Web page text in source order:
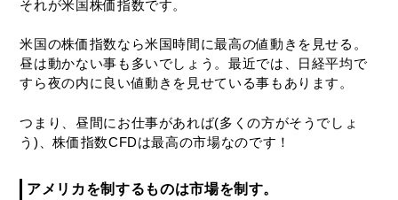
それが米国株価指数です。
米国の株価指数なら米国時間に最高の値動きを見せる。
昼は動かない事も多いでしょう。最近では、日経平均で
すら夜の内に良い値動きを見せている事もあります。
つまり、昼間にお仕事があれば(多くの方がそうでしょ
う)、株価指数CFDは最高の市場なのです！
アメリカを制するものは市場を制す。